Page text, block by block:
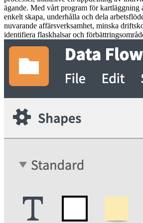
ägande. Med vårt program för kartläggning
enkelt skapa, underhålla och dela
nuvarande affärsverksamhet, minska
identifiera flaskhalsar och